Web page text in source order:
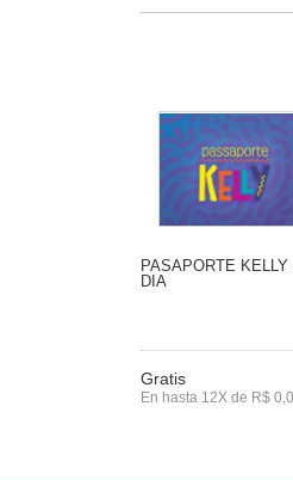
PASAPORTE KELLY
DIA
Gratis
En hasta 12X de R$